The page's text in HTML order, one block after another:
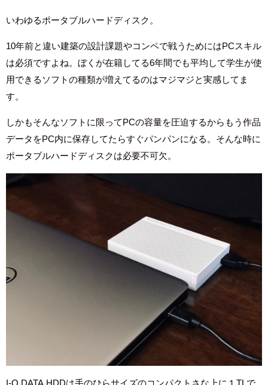
いわゆるポータブルハードディスク。
10年前と違い建築の設計課題やコンペで戦うためにはPCスキル
は必須ですよね。ぼくが在籍してる6年間でも平均して学生が使
用できるソフトの種類が増えてるのはマジマジと実感してま
す。
しかもそんなソフトに限ってPCの容量を圧迫するからもう作品
データをPC内に保存してたらすぐパンパンになる。そんな時に
ポータブルハードディスクは必要不可欠。
I-O DATA HDDは手のひらサイズのコンパクトさな上に１TLで